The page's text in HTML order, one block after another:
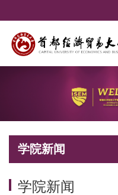
学院新闻
学院新闻